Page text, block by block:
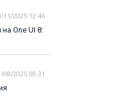
11/2025 12:46
One UI 8:
08/2025 00:31